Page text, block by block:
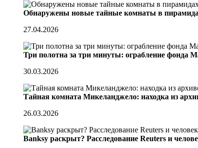
Обнаружены новые тайные комнаты в
27.04.2026
Три полотна за три минуты: ограбление фонда
30.03.2026
Тайная комната Микеланджело: находка из
26.03.2026
Banksy раскрыт? Расследование Reuters и